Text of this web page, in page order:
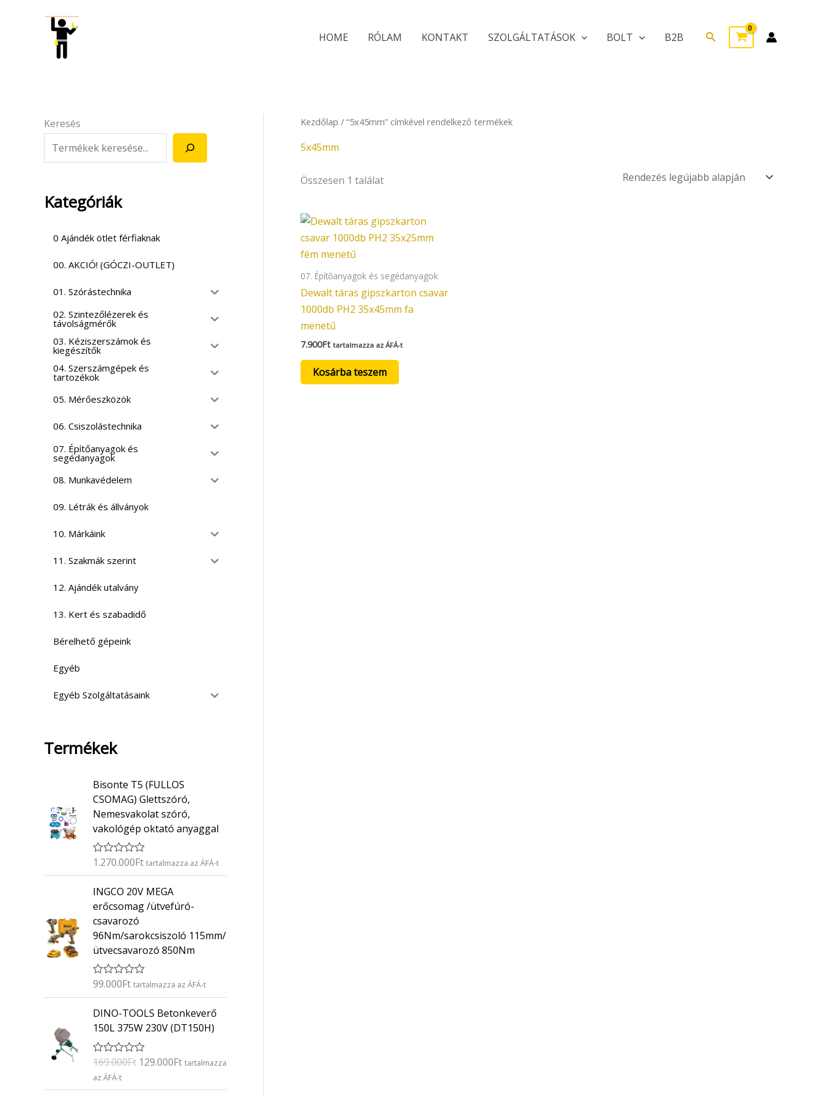
HOME RÓLAM KONTAKT SZOLGÁLTATÁSOK BOLT B2B Search
Keresés
Kategóriák
0 Ajándék ötlet férfiaknak
00. AKCIÓ! (GÓCZI-OUTLET)
01. Szórástechnika
02. Szintezőlézerek és
távolságmérők
03. Kéziszerszámok és
kiegészítők
04. Szerszámgépek és
tartozékok
05. Mérőeszközök
06. Csiszolástechnika
07. Építőanyagok és
segédanyagok
08. Munkavédelem
09. Létrák és állványok
10. Márkáink
11. Szakmák szerint
12. Ajándék utalvány
13. Kert és szabadidő
Bérelhető gépeink
Egyéb
Egyéb Szolgáltatásaink
Termékek
Bisonte T5 (FULLOS
CSOMAG) Glettszóró,
Nemesvakolat szóró,
vakológép oktató anyaggal
É
é
e
l
é
s
:
/
5
1.270.000Ft tartalmazza az ÁFÁ-t
INGCO 20V MEGA
erőcsomag /ütvefúró-
csavarozó
96Nm/sarokcsiszoló 115mm/
ütvecsavarozó 850Nm
É
é
k
e
é
s
0
/
99.000Ft tartalmazza az ÁFÁ-t
DINO-TOOLS Betonkeverő
150L 375W 230V (DT150H)
É
t
é
169.000Ft
O
r
g
129.000Ft
C
u
etartalmazza
az ÁFÁ-t
Kezdőlap / “5x45mm” címkével rendelkező termékek
5x45mm
Összesen 1 találat
07. Építőanyagok és segédanyagok
Dewalt táras gipszkarton csavar
1000db PH2 35x45mm fa
menetű
7.900Ft tartalmazza az ÁFÁ-t
Kosárba teszem